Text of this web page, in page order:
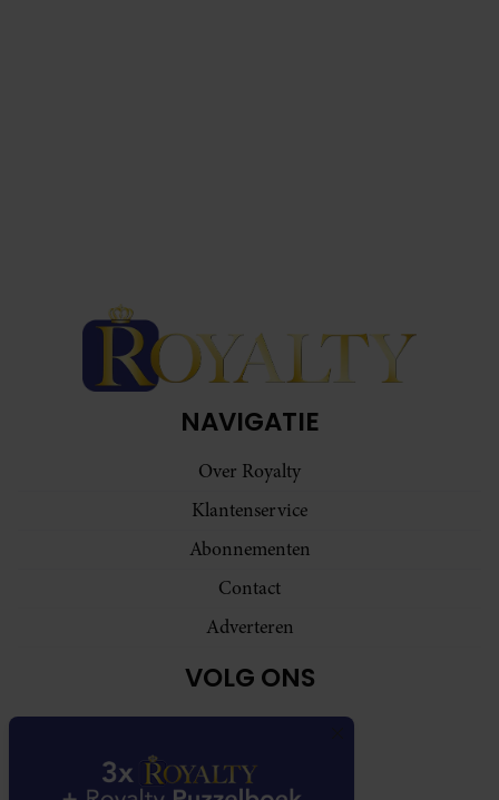
NAVIGATIE
Over Royalty
Klantenservice
Abonnementen
Contact
Adverteren
VOLG ONS